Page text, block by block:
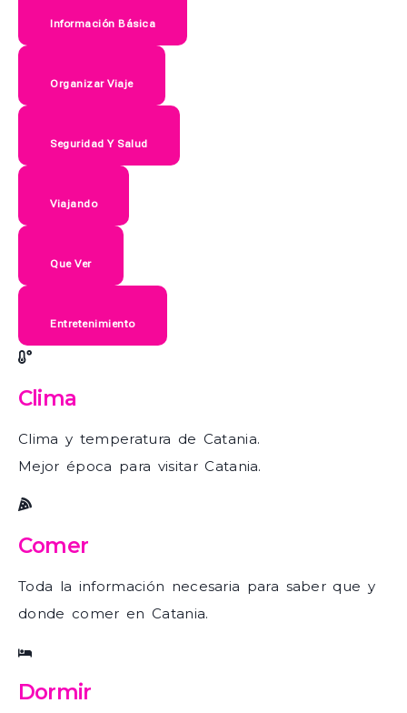
Información Básica
Organizar Viaje
Seguridad Y Salud
Viajando
Que Ver
Entretenimiento
Clima
Clima y temperatura de Catania.
Mejor época para visitar Catania.
Comer
Toda la información necesaria para saber que y
donde comer en Catania.
Dormir